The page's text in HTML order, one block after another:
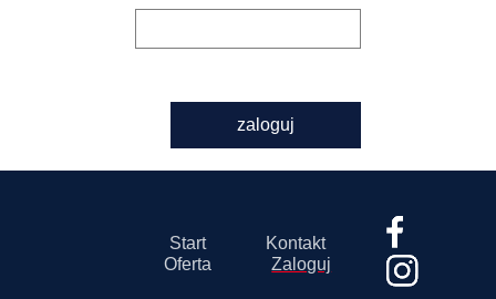
zaloguj
Start
Kontakt
Oferta
Zaloguj